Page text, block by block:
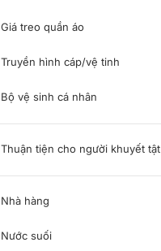
Giá treo quần áo
Truyền hình cáp/vệ tinh
Bộ vệ sinh cá nhân
Thuận tiện cho người khuyết tật
Nhà hàng
Nước suối